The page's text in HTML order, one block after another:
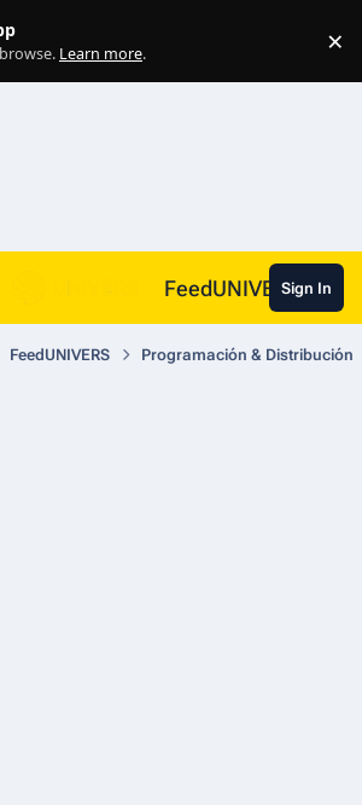
Learn more. ×
FeedUNIVERSSign In
FeedUNIVERS Programación & Distribución